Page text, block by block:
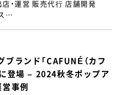
・運営 販売代⾏ 店舗開発
…
ランド「CAFUNÉ（カフ
登場 – 2024秋冬ポップア
事例